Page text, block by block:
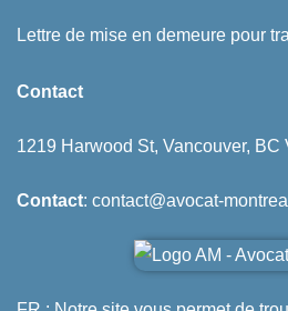
Lettre de mise en demeure pour
Contact
1219 Harwood St, Vancouver, BC
Contact: contact@avocat-